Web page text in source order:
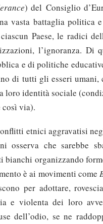
) del Consiglio
vasta battaglia politica
Paese, le radici
l’ignoranza. Di
e di politiche
di tutti gli esseri
loro identità sociale
via).
etnici aggravatisi
osserva che sarebbe
organizzando
è ai movimenti come
per adottare,
e violenta dei loro
dell’odio, se ne